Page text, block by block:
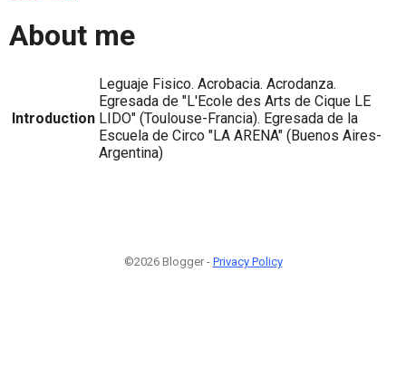
About me
Introduction
Leguaje Fisico. Acrobacia. Acrodanza.
Egresada de "L'Ecole des Arts de Cique LE
LIDO" (Toulouse-Francia). Egresada de la
Escuela de Circo "LA ARENA" (Buenos Aires-
Argentina)
©2026 Blogger - Privacy Policy